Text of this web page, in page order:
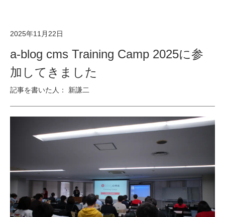
2025年11月22日
a-blog cms Training Camp 2025に参
加してきました
記事を書いた人： 新謙二